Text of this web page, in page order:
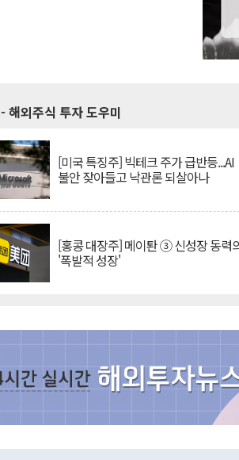
- 해외주식 투자 도우미
[미국 특징주] 빅테크 주가 급반등...AI
불안 잦아들고 낙관론 되살아나
[홍콩 대장주] 메이퇀 ③ 신성장 동력
'폭발적 성장'